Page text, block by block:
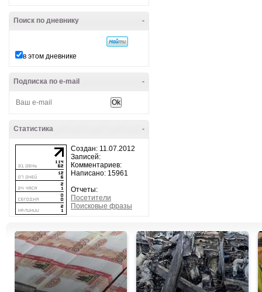
-
Поиск по дневнику
в этом дневнике
-
Подписка по e-mail
-
Статистика
Создан: 11.07.2012
Записей:
Комментариев:
Написано: 15961
Отчеты:
Посетители
Поисковые фразы